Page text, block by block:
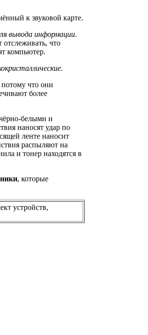
к звуковой карте.
вывода информации.
что
компьютер.
.
что они
более
белыми и
наносят удар по
ленте наносит
распыляют на
и тонер находятся в
, которые
устройств,